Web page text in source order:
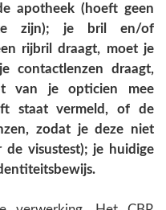
apotheek (hoeft geen
zijn); je bril en/of
rijbril draagt, moet je
contactlenzen draagt,
van je opticien mee
staat vermeld, of de
zodat je deze niet
visustest); je huidige